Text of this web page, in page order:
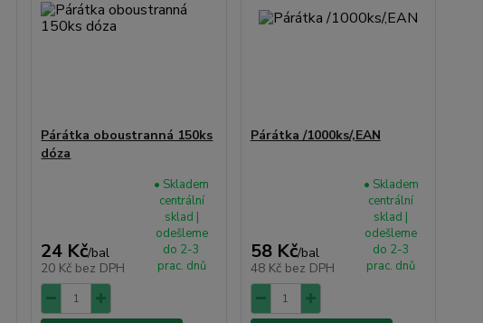
Párátka oboustranná 150ks
dóza
24 Kč/bal
20 Kč bez DPH
• Skladem
centrální
sklad |
odešleme
do 2-3
prac. dnů
Párátka /1000ks/,EAN
58 Kč/bal
48 Kč bez DPH
• Skladem
centrální
sklad |
odešleme
do 2-3
prac. dnů